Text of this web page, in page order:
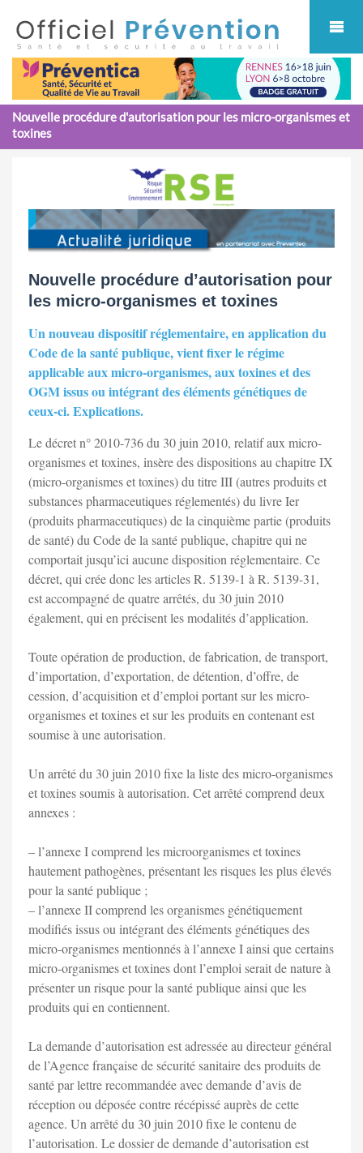
Nouvelle procédure d'autorisation pour les micro-organismes et
toxines
Nouvelle procédure d’autorisation pour
les micro-organismes et toxines
Un nouveau dispositif réglementaire, en application du
Code de la santé publique, vient fixer le régime
applicable aux micro-organismes, aux toxines et des
OGM issus ou intégrant des éléments génétiques de
ceux-ci. Explications.
Le décret n° 2010-736 du 30 juin 2010, relatif aux micro-
organismes et toxines, insère des dispositions au chapitre IX
(micro-organismes et toxines) du titre III (autres produits et
substances pharmaceutiques réglementés) du livre Ier
(produits pharmaceutiques) de la cinquième partie (produits
de santé) du Code de la santé publique, chapitre qui ne
comportait jusqu’ici aucune disposition réglementaire. Ce
décret, qui crée donc les articles R. 5139-1 à R. 5139-31,
est accompagné de quatre arrêtés, du 30 juin 2010
également, qui en précisent les modalités d’application.
Toute opération de production, de fabrication, de transport,
d’importation, d’exportation, de détention, d’offre, de
cession, d’acquisition et d’emploi portant sur les micro-
organismes et toxines et sur les produits en contenant est
soumise à une autorisation.
Un arrêté du 30 juin 2010 fixe la liste des micro-organismes
et toxines soumis à autorisation. Cet arrêté comprend deux
annexes :
– l’annexe I comprend les microorganismes et toxines
hautement pathogènes, présentant les risques les plus élevés
pour la santé publique ;
– l’annexe II comprend les organismes génétiquement
modifiés issus ou intégrant des éléments génétiques des
micro-organismes mentionnés à l’annexe I ainsi que certains
micro-organismes et toxines dont l’emploi serait de nature à
présenter un risque pour la santé publique ainsi que les
produits qui en contiennent.
La demande d’autorisation est adressée au directeur général
de l’Agence française de sécurité sanitaire des produits de
santé par lettre recommandée avec demande d’avis de
réception ou déposée contre récépissé auprès de cette
agence. Un arrêté du 30 juin 2010 fixe le contenu de
l’autorisation. Le dossier de demande d’autorisation est